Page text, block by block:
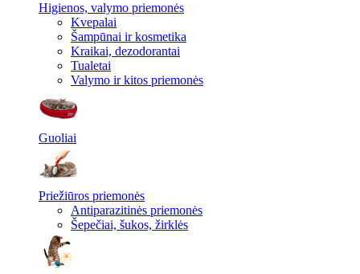
Higienos, valymo priemonės
Kvepalai
Šampūnai ir kosmetika
Kraikai, dezodorantai
Tualetai
Valymo ir kitos priemonės
Guoliai
Priežiūros priemonės
Antiparazitinės priemonės
Šepečiai, šukos, žirklės